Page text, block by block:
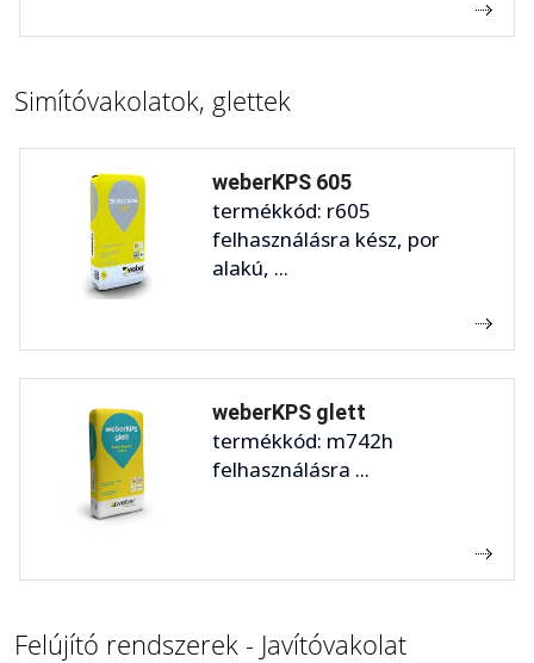
Simítóvakolatok, glettek
weberKPS 605
termékkód: r605
felhasználásra kész, por
alakú, ...
weberKPS glett
termékkód: m742h
felhasználásra ...
Felújító rendszerek - Javítóvakolat